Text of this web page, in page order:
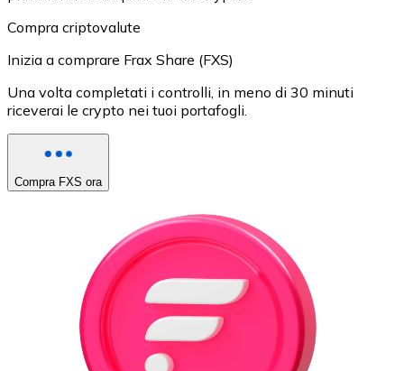
Compra criptovalute
Inizia a comprare Frax Share (FXS)
Una volta completati i controlli, in meno di 30 minuti
riceverai le crypto nei tuoi portafogli.
Compra FXS ora